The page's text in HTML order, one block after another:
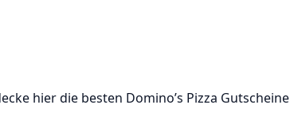
hier die besten Domino’s Pizza